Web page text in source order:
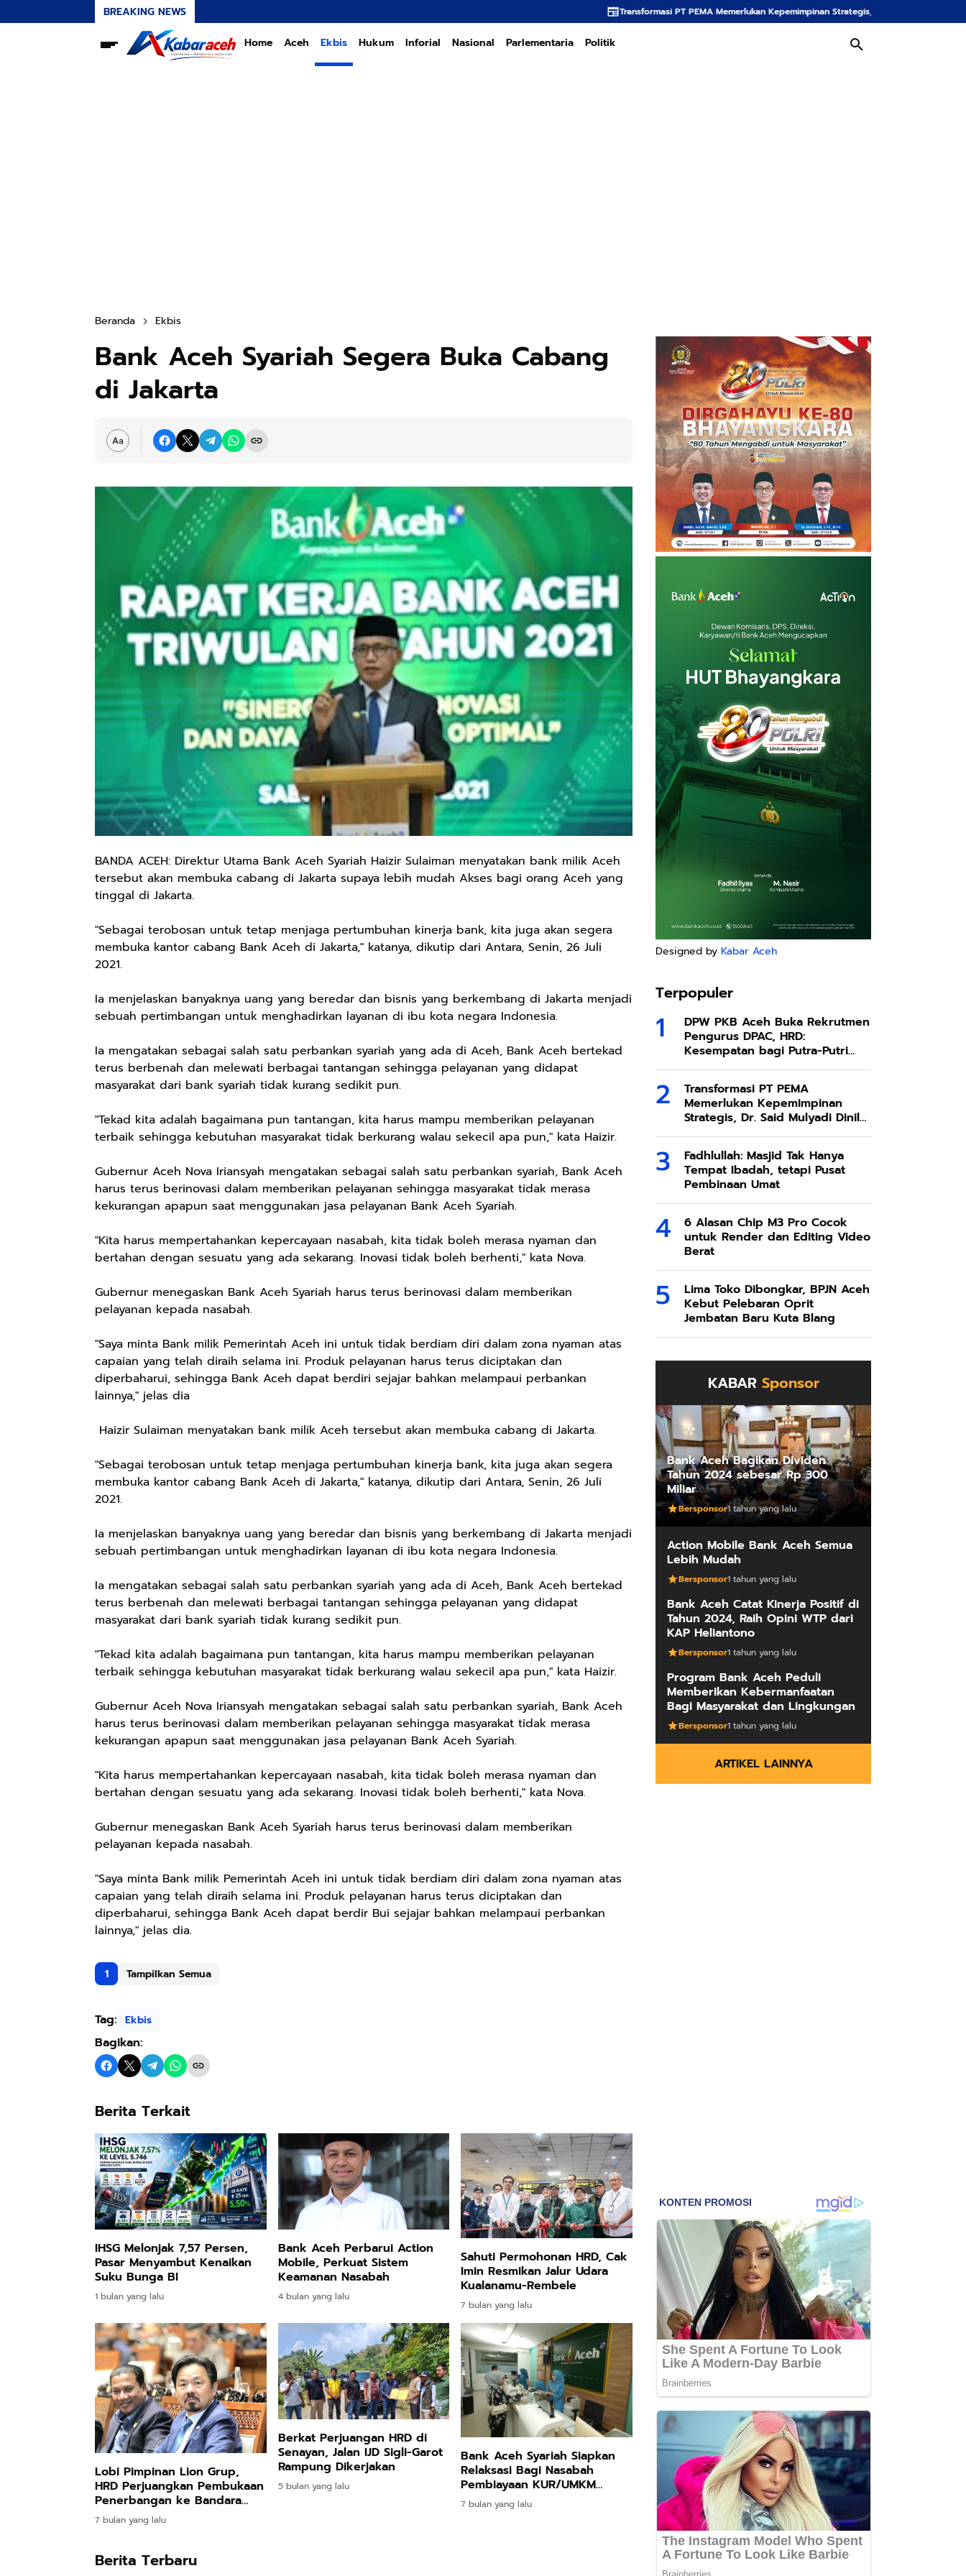
BREAKING NEWS Transformasi PT PEMA Memerlukan Kepemimpinan Strategis, Dr. Said Mulyadi Dinilai Memenuhi Kriteria
Home Aceh Ekbis Hukum Inforial Nasional Parlementaria Politik
Beranda Ekbis
Bank Aceh Syariah Segera Buka Cabang
di Jakarta
BANDA ACEH: Direktur Utama Bank Aceh Syariah Haizir Sulaiman menyatakan bank milik Aceh
tersebut akan membuka cabang di Jakarta supaya lebih mudah Akses bagi orang Aceh yang
tinggal di Jakarta.
"Sebagai terobosan untuk tetap menjaga pertumbuhan kinerja bank, kita juga akan segera
membuka kantor cabang Bank Aceh di Jakarta," katanya, dikutip dari Antara, Senin, 26 Juli
2021.
Ia menjelaskan banyaknya uang yang beredar dan bisnis yang berkembang di Jakarta menjadi
sebuah pertimbangan untuk menghadirkan layanan di ibu kota negara Indonesia.
Ia mengatakan sebagai salah satu perbankan syariah yang ada di Aceh, Bank Aceh bertekad
terus berbenah dan melewati berbagai tantangan sehingga pelayanan yang didapat
masyarakat dari bank syariah tidak kurang sedikit pun.
"Tekad kita adalah bagaimana pun tantangan, kita harus mampu memberikan pelayanan
terbaik sehingga kebutuhan masyarakat tidak berkurang walau sekecil apa pun," kata Haizir.
Gubernur Aceh Nova Iriansyah mengatakan sebagai salah satu perbankan syariah, Bank Aceh
harus terus berinovasi dalam memberikan pelayanan sehingga masyarakat tidak merasa
kekurangan apapun saat menggunakan jasa pelayanan Bank Aceh Syariah.
"Kita harus mempertahankan kepercayaan nasabah, kita tidak boleh merasa nyaman dan
bertahan dengan sesuatu yang ada sekarang. Inovasi tidak boleh berhenti," kata Nova.
Gubernur menegaskan Bank Aceh Syariah harus terus berinovasi dalam memberikan
pelayanan kepada nasabah.
"Saya minta Bank milik Pemerintah Aceh ini untuk tidak berdiam diri dalam zona nyaman atas
capaian yang telah diraih selama ini. Produk pelayanan harus terus diciptakan dan
diperbaharui, sehingga Bank Aceh dapat berdiri sejajar bahkan melampaui perbankan
lainnya," jelas dia
Haizir Sulaiman menyatakan bank milik Aceh tersebut akan membuka cabang di Jakarta.
"Sebagai terobosan untuk tetap menjaga pertumbuhan kinerja bank, kita juga akan segera
membuka kantor cabang Bank Aceh di Jakarta," katanya, dikutip dari Antara, Senin, 26 Juli
2021.
Ia menjelaskan banyaknya uang yang beredar dan bisnis yang berkembang di Jakarta menjadi
sebuah pertimbangan untuk menghadirkan layanan di ibu kota negara Indonesia.
Ia mengatakan sebagai salah satu perbankan syariah yang ada di Aceh, Bank Aceh bertekad
terus berbenah dan melewati berbagai tantangan sehingga pelayanan yang didapat
masyarakat dari bank syariah tidak kurang sedikit pun.
"Tekad kita adalah bagaimana pun tantangan, kita harus mampu memberikan pelayanan
terbaik sehingga kebutuhan masyarakat tidak berkurang walau sekecil apa pun," kata Haizir.
Gubernur Aceh Nova Iriansyah mengatakan sebagai salah satu perbankan syariah, Bank Aceh
harus terus berinovasi dalam memberikan pelayanan sehingga masyarakat tidak merasa
kekurangan apapun saat menggunakan jasa pelayanan Bank Aceh Syariah.
"Kita harus mempertahankan kepercayaan nasabah, kita tidak boleh merasa nyaman dan
bertahan dengan sesuatu yang ada sekarang. Inovasi tidak boleh berhenti," kata Nova.
Gubernur menegaskan Bank Aceh Syariah harus terus berinovasi dalam memberikan
pelayanan kepada nasabah.
"Saya minta Bank milik Pemerintah Aceh ini untuk tidak berdiam diri dalam zona nyaman atas
capaian yang telah diraih selama ini. Produk pelayanan harus terus diciptakan dan
diperbaharui, sehingga Bank Aceh dapat berdir Bui sejajar bahkan melampaui perbankan
lainnya," jelas dia.
1 Tampilkan Semua
Tag: Ekbis
Bagikan:
Berita Terkait
IHSG Melonjak 7,57 Persen,
Pasar Menyambut Kenaikan
Suku Bunga BI
1 bulan yang lalu
Bank Aceh Perbarui Action
Mobile, Perkuat Sistem
Keamanan Nasabah
4 bulan yang lalu
Sahuti Permohonan HRD, Cak
Imin Resmikan Jalur Udara
Kualanamu-Rembele
7 bulan yang lalu
Lobi Pimpinan Lion Grup,
HRD Perjuangkan Pembukaan
Penerbangan ke Bandara
Rembele Setiap Hari
7 bulan yang lalu
Berkat Perjuangan HRD di
Senayan, Jalan IJD Sigli-Garot
Rampung Dikerjakan
5 bulan yang lalu
Bank Aceh Syariah Siapkan
Relaksasi Bagi Nasabah
Pembiayaan KUR/UMKM
Terdampak Bencana
7 bulan yang lalu
Berita Terbaru
Designed by Kabar Aceh
Terpopuler
DPW PKB Aceh Buka Rekrutmen
Pengurus DPAC, HRD:
Kesempatan bagi Putra-Putri
Terbaik Aceh
Transformasi PT PEMA
Memerlukan Kepemimpinan
Strategis, Dr. Said Mulyadi Dinilai
Memenuhi Kriteria
Fadhlullah: Masjid Tak Hanya
Tempat Ibadah, tetapi Pusat
Pembinaan Umat
6 Alasan Chip M3 Pro Cocok
untuk Render dan Editing Video
Berat
Lima Toko Dibongkar, BPJN Aceh
Kebut Pelebaran Oprit
Jembatan Baru Kuta Blang
KABAR Sponsor
Bank Aceh Bagikan Dividen
Tahun 2024 sebesar Rp 300
Miliar
Bersponsor1 tahun yang lalu
Action Mobile Bank Aceh Semua
Lebih Mudah
Bersponsor1 tahun yang lalu
Bank Aceh Catat Kinerja Positif di
Tahun 2024, Raih Opini WTP dari
KAP Heliantono
Bersponsor1 tahun yang lalu
Program Bank Aceh Peduli
Memberikan Kebermanfaatan
Bagi Masyarakat dan Lingkungan
Bersponsor1 tahun yang lalu
ARTIKEL LAINNYA